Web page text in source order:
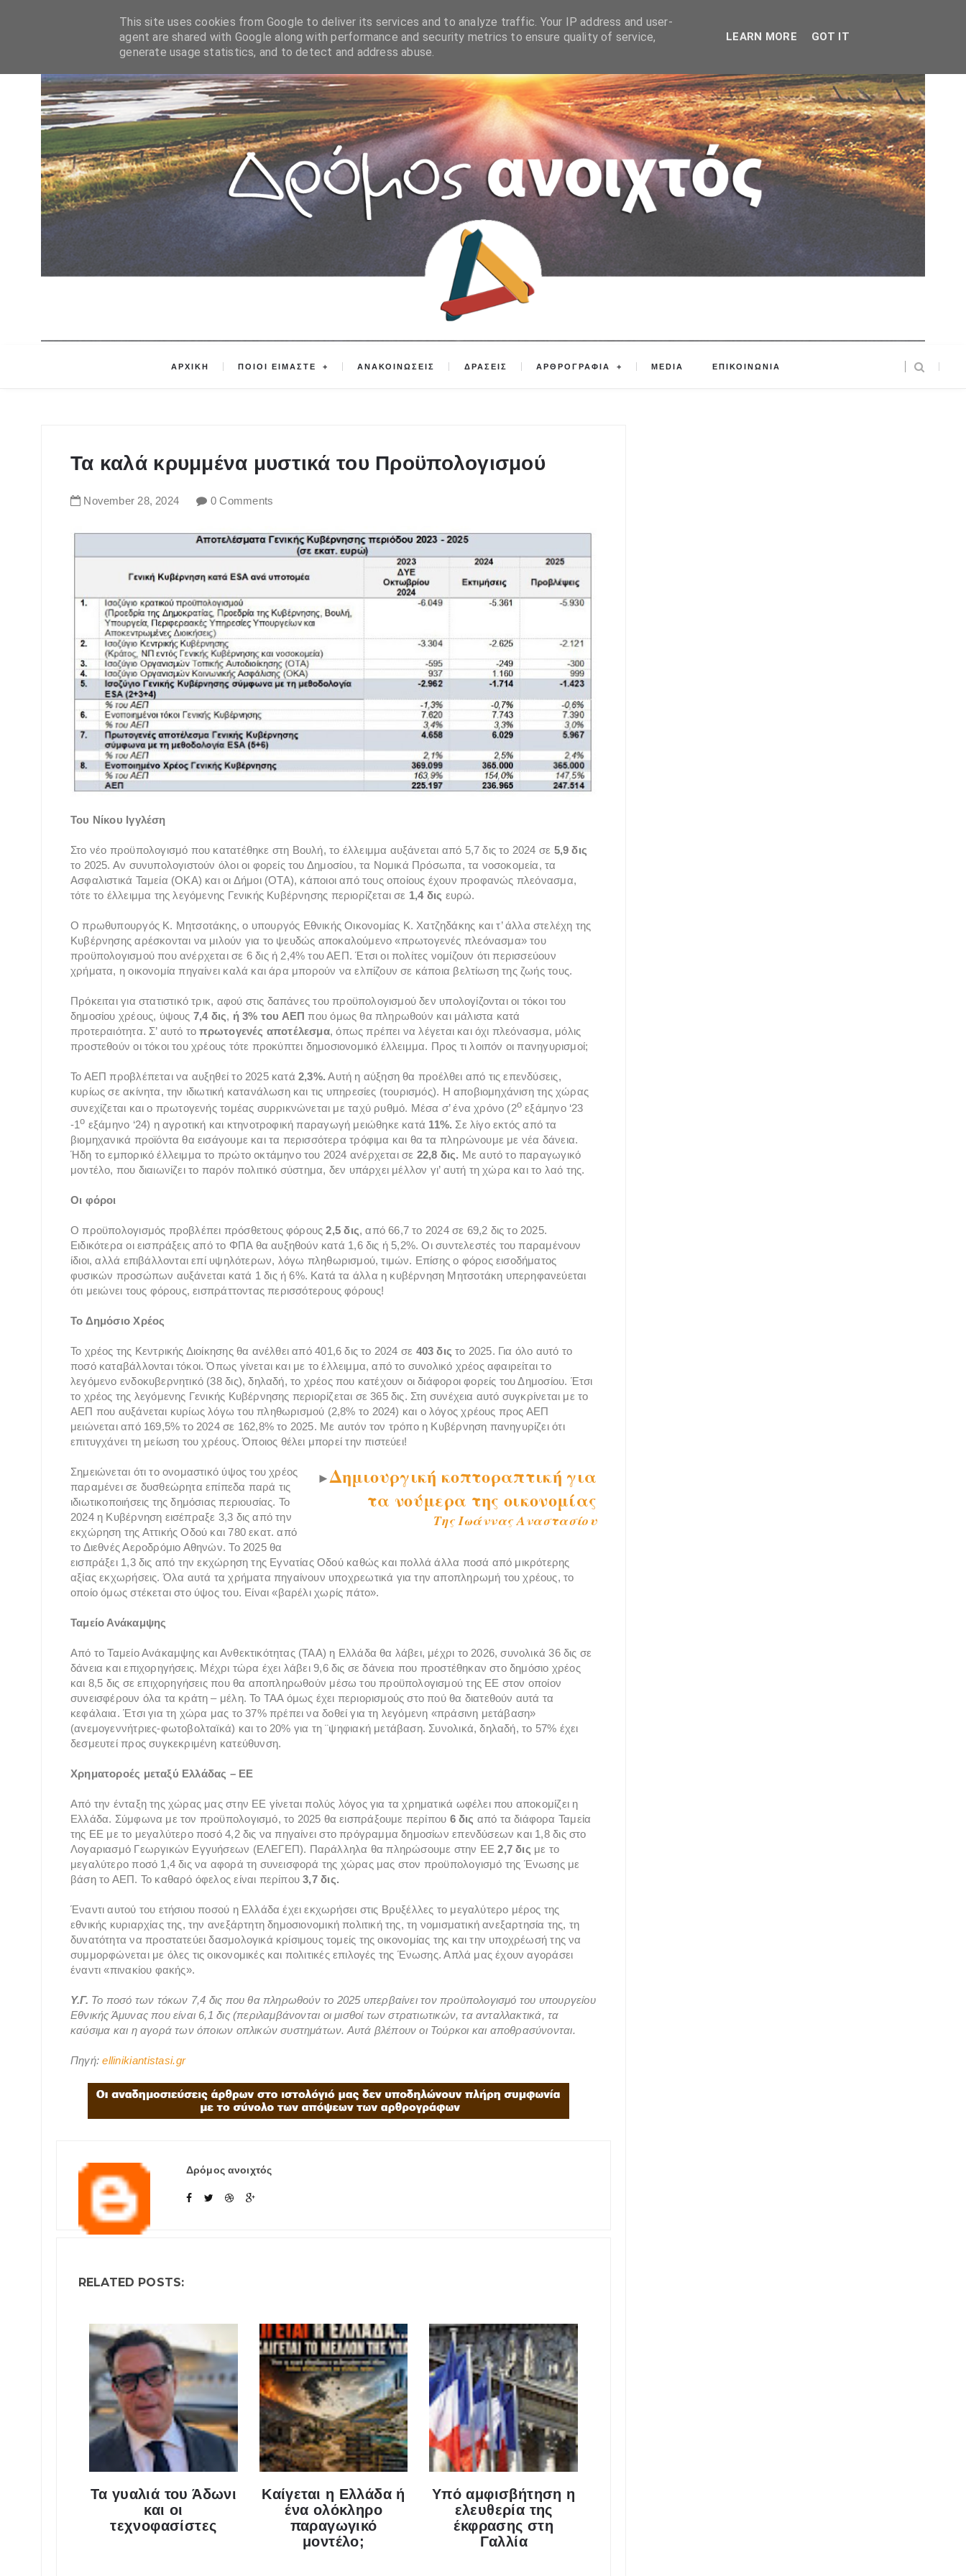
ΑΡΧΙΚΗ ΠΟΙΟΙ ΕΙΜΑΣΤΕ ΑΝΑΚΟΙΝΩΣΕΙΣ ΔΡΑΣΕΙΣ ΑΡΘΡΟΓΡΑΦΙΑ MEDIA ΕΠΙΚΟΙΝΩΝΙΑ
Τα καλά κρυμμένα μυστικά του Προϋπολογισμού
November 28, 2024 0 Comments
Του Νίκου Ιγγλέση
Στο νέο προϋπολογισμό που κατατέθηκε στη Βουλή, το έλλειμμα αυξάνεται από 5,7 δις το 2024 σε 5,9 δις
το 2025. Αν συνυπολογιστούν όλοι οι φορείς του Δημοσίου, τα Νομικά Πρόσωπα, τα νοσοκομεία, τα
Ασφαλιστικά Ταμεία (ΟΚΑ) και οι Δήμοι (ΟΤΑ), κάποιοι από τους οποίους έχουν προφανώς πλεόνασμα,
τότε το έλλειμμα της λεγόμενης Γενικής Κυβέρνησης περιορίζεται σε 1,4 δις ευρώ.
Ο πρωθυπουργός Κ. Μητσοτάκης, ο υπουργός Εθνικής Οικονομίας Κ. Χατζηδάκης και τ’ άλλα στελέχη της
Κυβέρνησης αρέσκονται να μιλούν για το ψευδώς αποκαλούμενο «πρωτογενές πλεόνασμα» του
προϋπολογισμού που ανέρχεται σε 6 δις ή 2,4% του ΑΕΠ. Έτσι οι πολίτες νομίζουν ότι περισσεύουν
χρήματα, η οικονομία πηγαίνει καλά και άρα μπορούν να ελπίζουν σε κάποια βελτίωση της ζωής τους.
Πρόκειται για στατιστικό τρικ, αφού στις δαπάνες του προϋπολογισμού δεν υπολογίζονται οι τόκοι του
δημοσίου χρέους, ύψους 7,4 δις, ή 3% του ΑΕΠ που όμως θα πληρωθούν και μάλιστα κατά
προτεραιότητα. Σ’ αυτό τοπρωτογενές αποτέλεσμα, όπως πρέπει να λέγεται και όχι πλεόνασμα, μόλις
προστεθούν οι τόκοι του χρέους τότε προκύπτει δημοσιονομικό έλλειμμα. Προς τι λοιπόν οι πανηγυρισμοί;
Το ΑΕΠ προβλέπεται να αυξηθεί το 2025 κατά2,3%. Αυτή η αύξηση θα προέλθει από τις επενδύσεις,
κυρίως σε ακίνητα, την ιδιωτική κατανάλωση και τις υπηρεσίες (τουρισμός). Η αποβιομηχάνιση της χώρας
συνεχίζεται και ο πρωτογενής τομέας συρρικνώνεται με ταχύ ρυθμό. Μέσα σ’ ένα χρόνο (2ο εξάμηνο ‘23
-1ο εξάμηνο ‘24) η αγροτική και κτηνοτροφική παραγωγή μειώθηκε κατά 11%. Σε λίγο εκτός από τα
βιομηχανικά προϊόντα θα εισάγουμε και τα περισσότερα τρόφιμα και θα τα πληρώνουμε με νέα δάνεια.
Ήδη το εμπορικό έλλειμμα το πρώτο οκτάμηνο του 2024 ανέρχεται σε 22,8 δις. Με αυτό το παραγωγικό
μοντέλο, που διαιωνίζει το παρόν πολιτικό σύστημα, δεν υπάρχει μέλλον γι’ αυτή τη χώρα και το λαό της.
Οι φόροι
Ο προϋπολογισμός προβλέπει πρόσθετους φόρους2,5 δις, από 66,7 το 2024 σε 69,2 δις το 2025.
Ειδικότερα οι εισπράξεις από το ΦΠΑ θα αυξηθούν κατά 1,6 δις ή 5,2%. Οι συντελεστές του παραμένουν
ίδιοι, αλλά επιβάλλονται επί υψηλότερων, λόγω πληθωρισμού, τιμών. Επίσης ο φόρος εισοδήματος
φυσικών προσώπων αυξάνεται κατά 1 δις ή 6%. Κατά τα άλλα η κυβέρνηση Μητσοτάκη υπερηφανεύεται
ότι μειώνει τους φόρους, εισπράττοντας περισσότερους φόρους!
Το Δημόσιο Χρέος
Το χρέος της Κεντρικής Διοίκησης θα ανέλθει από 401,6 δις το 2024 σε 403 διςτο 2025. Για όλο αυτό το
ποσό καταβάλλονται τόκοι. Όπως γίνεται και με το έλλειμμα, από το συνολικό χρέος αφαιρείται το
λεγόμενο ενδοκυβερνητικό (38 δις), δηλαδή, το χρέος που κατέχουν οι διάφοροι φορείς του Δημοσίου. Έτσι
το χρέος της λεγόμενης Γενικής Κυβέρνησης περιορίζεται σε 365 δις. Στη συνέχεια αυτό συγκρίνεται με το
ΑΕΠ που αυξάνεται κυρίως λόγω του πληθωρισμού (2,8% το 2024) και ο λόγος χρέους προς ΑΕΠ
μειώνεται από 169,5% το 2024 σε 162,8% το 2025. Με αυτόν τον τρόπο η Κυβέρνηση πανηγυρίζει ότι
επιτυγχάνει τη μείωση του χρέους. Όποιος θέλει μπορεί την πιστεύει!
►Δημιουργική κοπτοραπτική για
τα νούμερα της οικονομίας
Της Ιωάννας Αναστασίου
Σημειώνεται ότι το ονομαστικό ύψος του χρέος
παραμένει σε δυσθεώρητα επίπεδα παρά τις
ιδιωτικοποιήσεις της δημόσιας περιουσίας. Το
2024 η Κυβέρνηση εισέπραξε 3,3 δις από την
εκχώρηση της Αττικής Οδού και 780 εκατ. από
το Διεθνές Αεροδρόμιο Αθηνών. Το 2025 θα
εισπράξει 1,3 δις από την εκχώρηση της Εγνατίας Οδού καθώς και πολλά άλλα ποσά από μικρότερης
αξίας εκχωρήσεις. Όλα αυτά τα χρήματα πηγαίνουν υποχρεωτικά για την αποπληρωμή του χρέους, το
οποίο όμως στέκεται στο ύψος του. Είναι «βαρέλι χωρίς πάτο».
Ταμείο Ανάκαμψης
Από το Ταμείο Ανάκαμψης και Ανθεκτικότητας (ΤΑΑ) η Ελλάδα θα λάβει, μέχρι το 2026, συνολικά 36 δις σε
δάνεια και επιχορηγήσεις. Μέχρι τώρα έχει λάβει 9,6 δις σε δάνεια που προστέθηκαν στο δημόσιο χρέος
και 8,5 δις σε επιχορηγήσεις που θα αποπληρωθούν μέσω του προϋπολογισμού της ΕΕ στον οποίον
συνεισφέρουν όλα τα κράτη – μέλη. Το ΤΑΑ όμως έχει περιορισμούς στο πού θα διατεθούν αυτά τα
κεφάλαια. Έτσι για τη χώρα μας το 37% πρέπει να δοθεί για τη λεγόμενη «πράσινη μετάβαση»
(ανεμογεννήτριες-φωτοβολταϊκά) και το 20% για τη ¨ψηφιακή μετάβαση. Συνολικά, δηλαδή, το 57% έχει
δεσμευτεί προς συγκεκριμένη κατεύθυνση.
Χρηματοροές μεταξύ Ελλάδας – ΕΕ
Από την ένταξη της χώρας μας στην ΕΕ γίνεται πολύς λόγος για τα χρηματικά ωφέλει που αποκομίζει η
Ελλάδα. Σύμφωνα με τον προϋπολογισμό, το 2025 θα εισπράξουμε περίπου 6 δις από τα διάφορα Ταμεία
της ΕΕ με το μεγαλύτερο ποσό 4,2 δις να πηγαίνει στο πρόγραμμα δημοσίων επενδύσεων και 1,8 δις στο
Λογαριασμό Γεωργικών Εγγυήσεων (ΕΛΕΓΕΠ). Παράλληλα θα πληρώσουμε στην ΕΕ2,7 δις με το
μεγαλύτερο ποσό 1,4 δις να αφορά τη συνεισφορά της χώρας μας στον προϋπολογισμό της Ένωσης με
βάση το ΑΕΠ. Το καθαρό όφελος είναι περίπου3,7 δις.
Έναντι αυτού του ετήσιου ποσού η Ελλάδα έχει εκχωρήσει στις Βρυξέλλες το μεγαλύτερο μέρος της
εθνικής κυριαρχίας της, την ανεξάρτητη δημοσιονομική πολιτική της, τη νομισματική ανεξαρτησία της, τη
δυνατότητα να προστατεύει δασμολογικά κρίσιμους τομείς της οικονομίας της και την υποχρέωσή της να
συμμορφώνεται με όλες τις οικονομικές και πολιτικές επιλογές της Ένωσης. Απλά μας έχουν αγοράσει
έναντι «πινακίου φακής».
Υ.Γ. Το ποσό των τόκων 7,4 δις που θα πληρωθούν το 2025 υπερβαίνει τον προϋπολογισμό του υπουργείου
Εθνικής Άμυνας που είναι 6,1 δις (περιλαμβάνονται οι μισθοί των στρατιωτικών, τα ανταλλακτικά, τα
καύσιμα και η αγορά των όποιων οπλικών συστημάτων. Αυτά βλέπουν οι Τούρκοι και αποθρασύνονται.
Πηγή:ellinikiantistasi.gr
Δρόμος ανοιχτός
RELATED POSTS:
Τα γυαλιά του Άδωνι
και οι
τεχνοφασίστες
Καίγεται η Ελλάδα ή
ένα ολόκληρο
παραγωγικό
μοντέλο;
Υπό αμφισβήτηση η
ελευθερία της
έκφρασης στη
Γαλλία
This site uses cookies from Google to deliver its services and to analyze traffic. Your IP address and user-
agent are shared with Google along with performance and security metrics to ensure quality of service,
generate usage statistics, and to detect and address abuse.
LEARN MORE GOT IT